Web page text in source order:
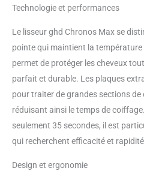
Grâce
(8).
ans de
Technologie et performances
Le lisseur ghd Chronos Max se
pointe qui maintient la température
permet de protéger les cheveux
parfait et durable. Les plaques
pour traiter de grandes sections de
réduisant ainsi le temps de
seulement 35 secondes, il est
qui recherchent efficacité et
Design et ergonomie